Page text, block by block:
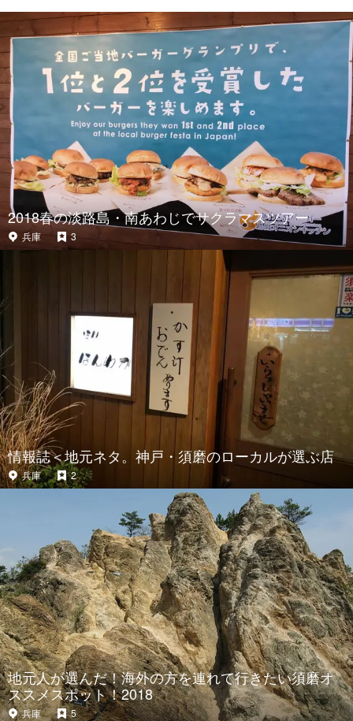
2018春の淡路島・南あわじでサクラマスツアー
兵庫 3
情報誌＜地元ネタ。神戸・須磨のローカルが選ぶ店
兵庫 2
地元人が選んだ！海外の方を連れて行きたい須磨オ
ススメスポット！2018
兵庫 5